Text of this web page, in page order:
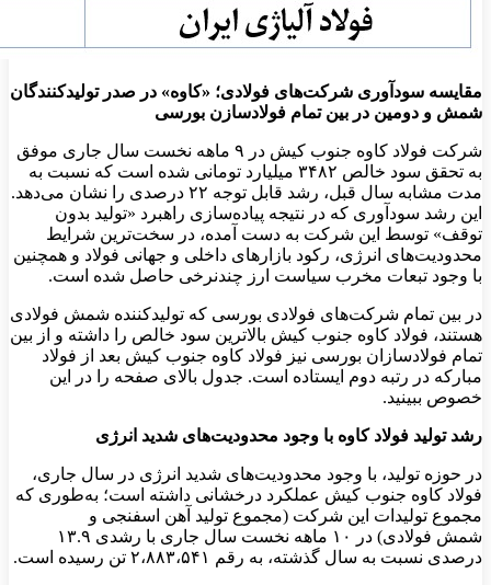
مقایسه سودآوری شرکت‌های فولادی؛ «کاوه» در صدر تولیدکنندگان
شمش و دومین در بین تمام فولادسازن بورسی
شرکت فولاد کاوه جنوب کیش در ۹ ماهه نخست سال جاری موفق
به تحقق سود خالص ۳۴۸۲ میلیارد تومانی شده است که نسبت به
مدت مشابه سال قبل، رشد قابل توجه ۲۲ درصدی را نشان می‌دهد.
این رشد سودآوری که در نتیجه پیاده‌سازی راهبرد «تولید بدون
توقف» توسط این شرکت به دست آمده، در سخت‌ترین شرایط
محدودیت‌های انرژی، رکود بازارهای داخلی و جهانی فولاد و همچنین
با وجود تبعات مخرب سیاست ارز چندنرخی حاصل شده است.
در بین تمام شرکت‌های فولادی بورسی که تولیدکننده شمش فولادی
هستند، فولاد کاوه جنوب کیش بالاترین سود خالص را داشته و از بین
تمام فولادسازان بورسی نیز فولاد کاوه جنوب کیش بعد از فولاد
مبارکه در رتبه دوم ایستاده است. جدول بالای صفحه را در این
خصوص ببینید.
رشد تولید فولاد کاوه با وجود محدودیت‌های شدید انرژی
در حوزه تولید، با وجود محدودیت‌های شدید انرژی در سال جاری،
فولاد کاوه جنوب کیش عملکرد درخشانی داشته است؛ به‌طوری که
مجموع تولیدات این شرکت (مجموع تولید آهن اسفنجی و
شمش فولادی) در ۱۰ ماهه نخست سال جاری با رشدی ۱۳.۹
درصدی نسبت به سال گذشته، به رقم ۲،۸۸۳،۵۴۱ تن رسیده است.